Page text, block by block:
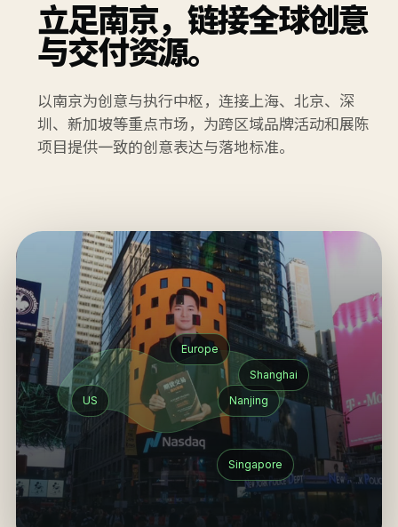
立足南京，链接全球创意
与交付资源。
以南京为创意与执行中枢，连接上海、北京、深
圳、新加坡等重点市场，为跨区域品牌活动和展陈
项目提供一致的创意表达与落地标准。
Nanjing
Shanghai
Singapore
Europe
US